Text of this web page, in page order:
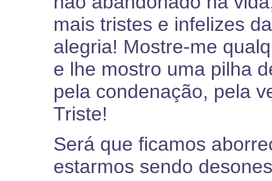
mais tristes e infelizes
alegria! Mostre-me
e lhe mostro uma pilha
pela condenação, pela
Triste!
Será que ficamos
estarmos sendo